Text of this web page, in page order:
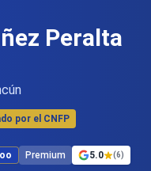
Peralta
por el CNFP
Premium 5.0 (6)